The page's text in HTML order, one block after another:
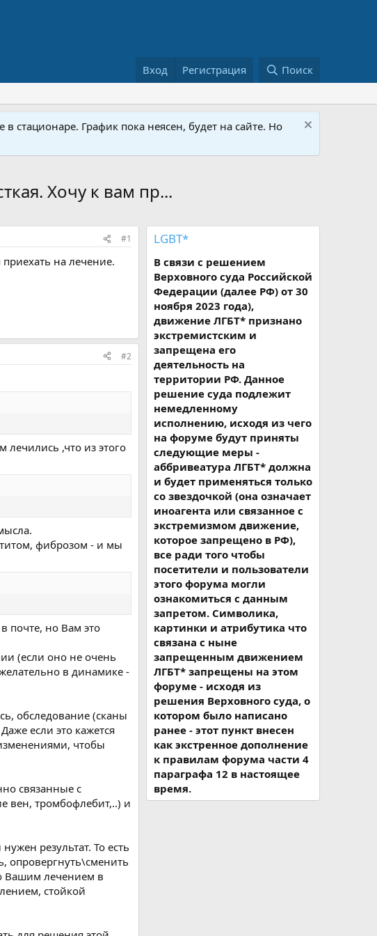
Вход Регистрация Поиск
стационаре. График пока неясен, будет на сайте. Но
Хочу к вам пр...
#1
на лечение.
#2
,что из этого
фиброзом - и мы
почте, но Вам это
(если оно не очень
в динамике -
обследование (сканы
если это кажется
чтобы
связанные с
вен, тромбофлебит,..) и
результат. То есть
опровергнуть\сменить
Вашим лечением в
стойкой
LGBT*
В связи с решением
Верховного суда Российской
Федерации (далее РФ) от 30
ноября 2023 года),
движение ЛГБТ* признано
экстремистским и
запрещена его
деятельность на
территории РФ. Данное
решение суда подлежит
немедленному
исполнению, исходя из чего
на форуме будут приняты
следующие меры -
аббривеатура ЛГБТ* должна
и будет применяться только
со звездочкой (она означает
иноагента или связанное с
экстремизмом движение,
которое запрещено в РФ),
все ради того чтобы
посетители и пользователи
этого форума могли
ознакомиться с данным
запретом. Символика,
картинки и атрибутика что
связана с ныне
запрещенным движением
ЛГБТ* запрещены на этом
форуме - исходя из
решения Верховного суда, о
котором было написано
ранее - этот пункт внесен
как экстренное дополнение
к правилам форума части 4
параграфа 12 в настоящее
время.